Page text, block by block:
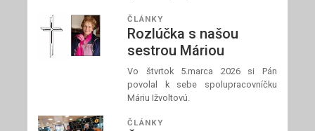
ČLÁNKY
Rozlúčka s našou
sestrou Máriou
Vo štvrtok 5.marca 2026 si Pán
povolal k sebe spolupracovníčku
Máriu Ižvoltovú.
ČLÁNKY